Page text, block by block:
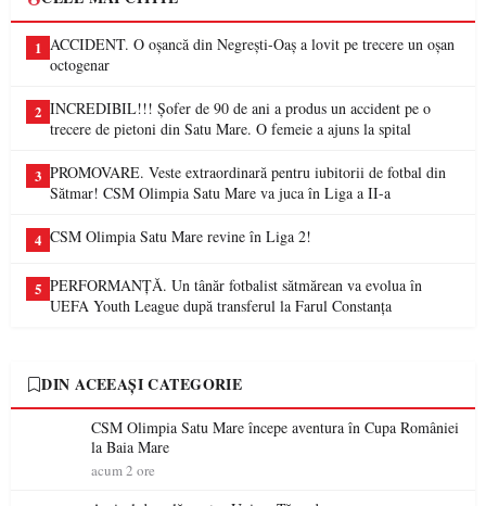
1 ACCIDENT. O oșancă din Negrești-Oaș a lovit pe trecere un oșan
octogenar
2 INCREDIBIL!!! Șofer de 90 de ani a produs un accident pe o
trecere de pietoni din Satu Mare. O femeie a ajuns la spital
3 PROMOVARE. Veste extraordinară pentru iubitorii de fotbal din
Sătmar! CSM Olimpia Satu Mare va juca în Liga a II-a
4 CSM Olimpia Satu Mare revine în Liga 2!
5 PERFORMANȚĂ. Un tânăr fotbalist sătmărean va evolua în
UEFA Youth League după transferul la Farul Constanța
DIN ACEEAȘI CATEGORIE
CSM Olimpia Satu Mare începe aventura în Cupa României
la Baia Mare
acum 2 ore